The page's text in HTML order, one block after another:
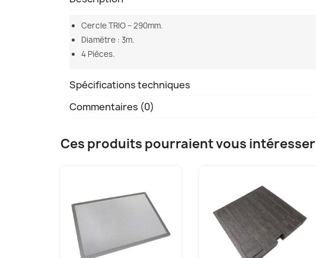
Cercle TRIO – 290mm.
Diamètre : 3m.
4 Pièces.
Spécifications techniques
Commentaires (0)
Ces produits pourraient vous intéresser